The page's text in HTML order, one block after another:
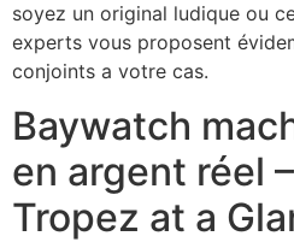
soyez un original ludique ou
experts vous proposent
conjoints a votre cas.
Baywatch
en argent réel
Tropez at a